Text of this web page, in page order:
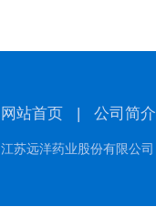
网站首页 | 公司简介
江苏远洋药业股份有限公司